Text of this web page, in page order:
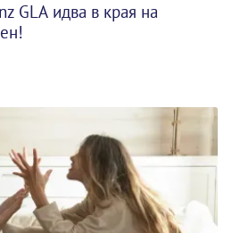
GLA идва в края на